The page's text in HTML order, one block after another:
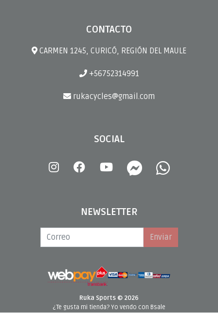
CONTACTO
CARMEN 1245, CURICÓ, REGIÓN DEL MAULE
+56752314991
rukacycles@gmail.com
SOCIAL
NEWSLETTER
Enviar
Ruka Sports © 2026
¿Te gusta mi tienda? Yo vendo con Bsale